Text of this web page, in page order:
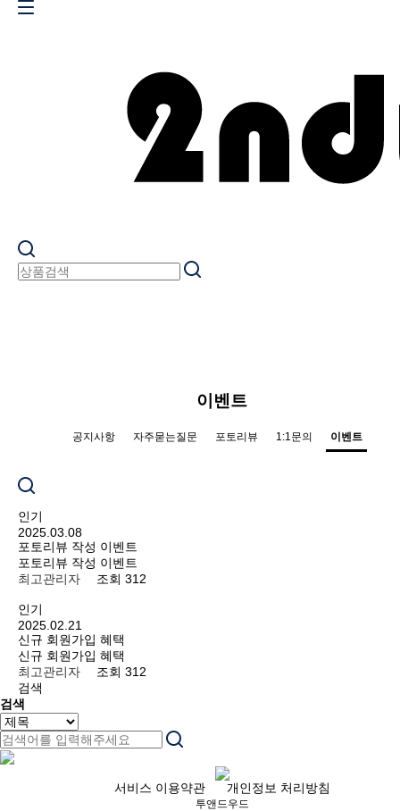
이벤트
공지사항 자주묻는질문 포토리뷰 1:1문의 이벤트
인기
2025.03.08
포토리뷰 작성 이벤트
포토리뷰 작성 이벤트
최고관리자
조회 312
인기
2025.02.21
신규 회원가입 혜택
신규 회원가입 혜택
최고관리자
조회 312
검색
검색
서비스 이용약관 개인정보 처리방침
투앤드우드